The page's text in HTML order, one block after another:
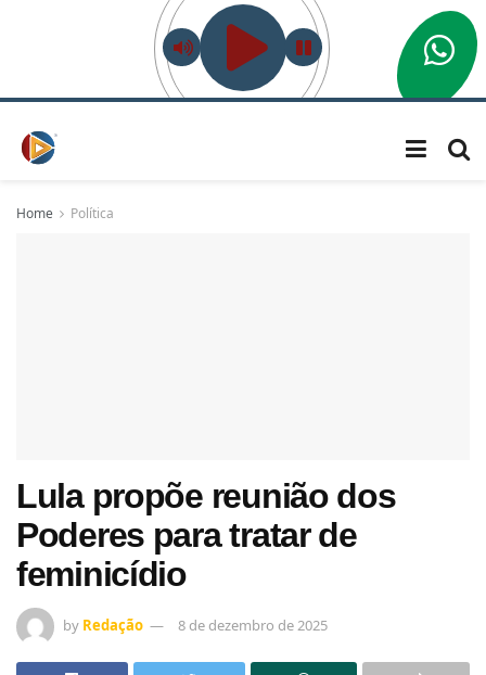
Home Política
Lula propõe reunião dos
Poderes para tratar de
feminicídio
by Redação 8 de dezembro de 2025